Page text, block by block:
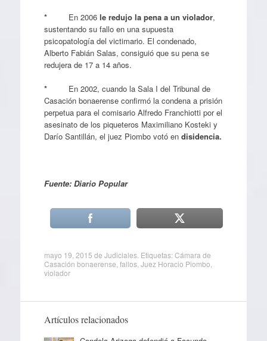
* En 2006 le redujo la pena a un violador,
sustentando su fallo en una supuesta
psicopatología del victimario. El condenado,
Alberto Fabián Salas, consiguió que su pena se
redujera de 17 a 14 años.
*
En 2002, cuando la Sala I del Tribunal de
Casación bonaerense confirmó la condena a prisión
perpetua para el comisario Alfredo Franchiotti por el
asesinato de los piqueteros Maximiliano Kosteki y
Darío Santillán, el juez Piombo votó endisidencia.
Fuente: Diario Popular
mayo 19, 2015 de Judiciales. Etiquetas:Cámara de
Casación bonaerense fallos, Juez Horacio Piombo
violador
Artículos relacionados